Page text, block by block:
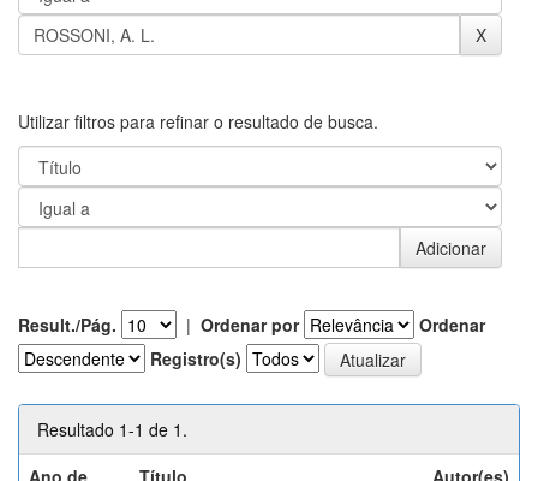
Utilizar filtros para refinar o resultado de busca.
Result./Pág. | Ordenar por
Ordenar
Registro(s)
Resultado 1-1 de 1.
Ano de
Título Autor(es)